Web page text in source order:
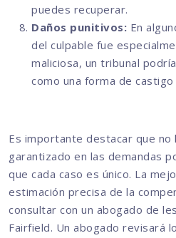
puedes recuperar.
Daños punitivos: En
del culpable fue
maliciosa, un tribunal
como una forma de castigo
Es importante destacar que no
garantizado en las demandas
que cada caso es único. La
estimación precisa de la
consultar con un abogado de
Fairfield. Un abogado revisará